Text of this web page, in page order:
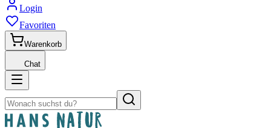
Login
Favoriten
Warenkorb
Chat